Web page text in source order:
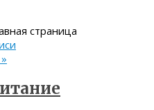
страница
»